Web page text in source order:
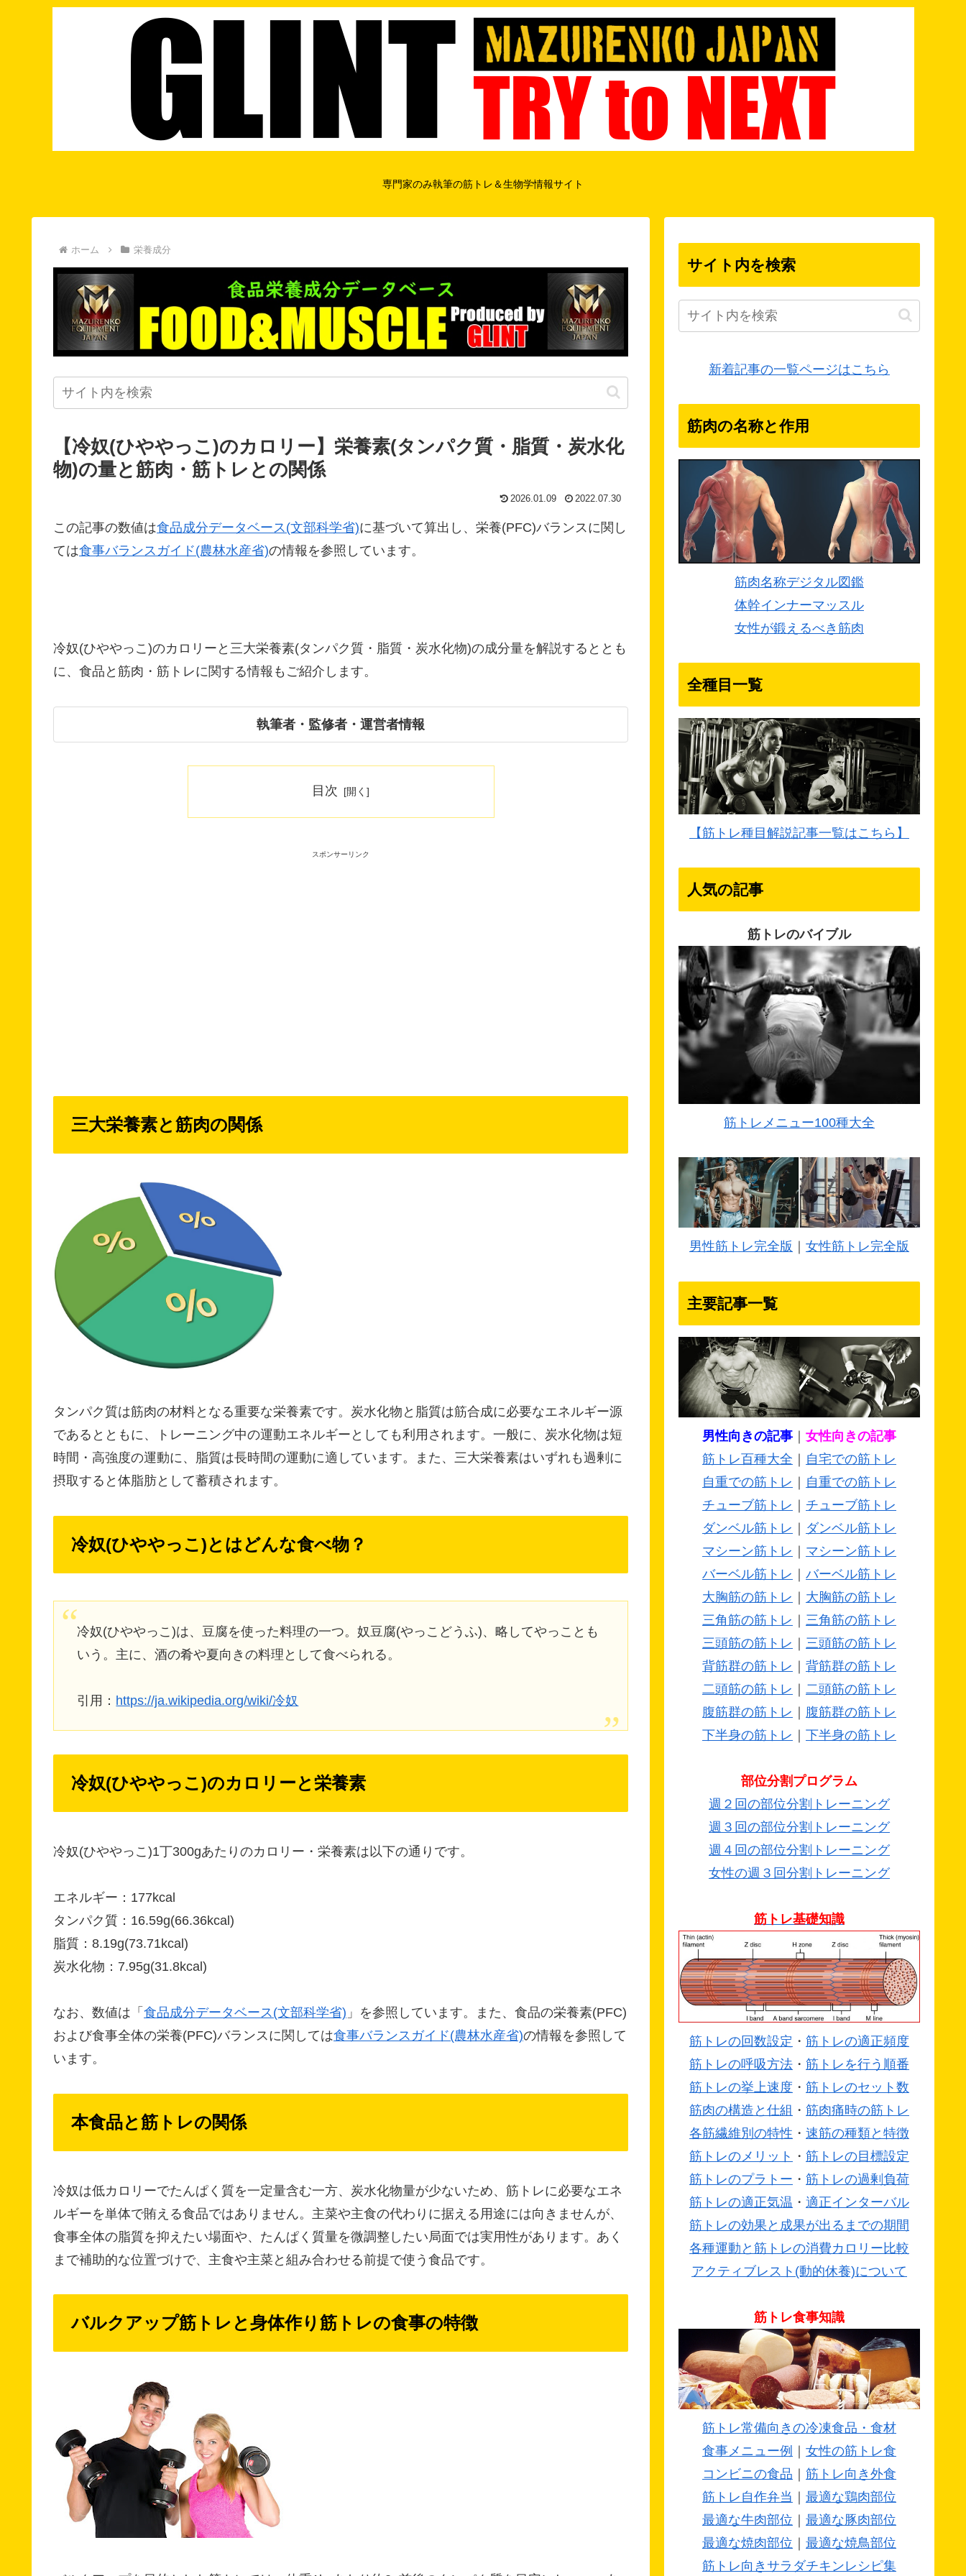
専門家のみ執筆の筋トレ＆生物学情報サイト
ホーム 栄養成分
【冷奴(ひややっこ)のカロリー】栄養素(タンパク質・脂質・炭水化
物)の量と筋肉・筋トレとの関係
2026.01.09 2022.07.30
この記事の数値は食品成分データベース(文部科学省)に基づいて算出し、栄養(PFC)バランスに関し
ては食事バランスガイド(農林水産省)の情報を参照しています。
冷奴(ひややっこ)のカロリーと三大栄養素(タンパク質・脂質・炭水化物)の成分量を解説するととも
に、食品と筋肉・筋トレに関する情報もご紹介します。
執筆者・監修者・運営者情報
目次
スポンサーリンク
三大栄養素と筋肉の関係
タンパク質は筋肉の材料となる重要な栄養素です。炭水化物と脂質は筋合成に必要なエネルギー源
であるとともに、トレーニング中の運動エネルギーとしても利用されます。一般に、炭水化物は短
時間・高強度の運動に、脂質は長時間の運動に適しています。また、三大栄養素はいずれも過剰に
摂取すると体脂肪として蓄積されます。
冷奴(ひややっこ)とはどんな食べ物？
冷奴(ひややっこ)は、豆腐を使った料理の一つ。奴豆腐(やっこどうふ)、略してやっことも
いう。主に、酒の肴や夏向きの料理として食べられる。
引用： https://ja.wikipedia.org/wiki/冷奴
冷奴(ひややっこ)のカロリーと栄養素
冷奴(ひややっこ)1丁300gあたりのカロリー・栄養素は以下の通りです。
エネルギー：177kcal
タンパク質：16.59g(66.36kcal)
脂質：8.19g(73.71kcal)
炭水化物：7.95g(31.8kcal)
なお、数値は「 食品成分データベース(文部科学省) 」を参照しています。また、食品の栄養素(PFC)
および食事全体の栄養(PFC)バランスに関しては食事バランスガイド(農林水産省)の情報を参照して
います。
本食品と筋トレの関係
冷奴は低カロリーでたんぱく質を一定量含む一方、炭水化物量が少ないため、筋トレに必要なエネ
ルギーを単体で賄える食品ではありません。主菜や主食の代わりに据える用途には向きませんが、
食事全体の脂質を抑えたい場面や、たんぱく質量を微調整したい局面では実用性があります。あく
まで補助的な位置づけで、主食や主菜と組み合わせる前提で使う食品です。
バルクアップ筋トレと身体作り筋トレの食事の特徴
サイト内を検索
新着記事の一覧ページはこちら
筋肉の名称と作用
筋肉名称デジタル図鑑
体幹インナーマッスル
女性が鍛えるべき筋肉
全種目一覧
【筋トレ種目解説記事一覧はこちら】
人気の記事
筋トレのバイブル
筋トレメニュー100種大全
男性筋トレ完全版 女性筋トレ完全版
主要記事一覧
男性向きの記事 ｜ 女性向きの記事
筋トレ百種大全 ｜ 自宅での筋トレ
自重での筋トレ ｜ 自重での筋トレ
チューブ筋トレ ｜ チューブ筋トレ
ダンベル筋トレ ｜ ダンベル筋トレ
マシーン筋トレ ｜ マシーン筋トレ
バーベル筋トレ ｜ バーベル筋トレ
大胸筋の筋トレ ｜ 大胸筋の筋トレ
三角筋の筋トレ ｜ 三角筋の筋トレ
三頭筋の筋トレ ｜ 三頭筋の筋トレ
背筋群の筋トレ ｜ 背筋群の筋トレ
二頭筋の筋トレ ｜ 二頭筋の筋トレ
腹筋群の筋トレ ｜ 腹筋群の筋トレ
下半身の筋トレ ｜ 下半身の筋トレ
部位分割プログラム
週２回の部位分割トレーニング
週３回の部位分割トレーニング
週４回の部位分割トレーニング
女性の週３回分割トレーニング
筋トレ基礎知識
筋トレの回数設定 ・ 筋トレの適正頻度
筋トレの呼吸方法 ・ 筋トレを行う順番
筋トレの挙上速度 ・ 筋トレのセット数
筋肉の構造と仕組 ・ 筋肉痛時の筋トレ
各筋繊維別の特性 ・ 速筋の種類と特徴
筋トレのメリット ・ 筋トレの目標設定
筋トレのプラトー ・ 筋トレの過剰負荷
筋トレの適正気温 ・ 適正インターバル
筋トレの効果と成果が出るまでの期間
各種運動と筋トレの消費カロリー比較
アクティブレスト(動的休養)について
筋トレ食事知識
筋トレ常備向きの冷凍食品・食材
食事メニュー例
女性の筋トレ食
コンビニの食品
筋トレ向き外食
筋トレ自作弁当
最適な鶏肉部位
最適な牛肉部位
最適な豚肉部位
最適な焼肉部位
最適な焼鳥部位
筋トレ向きサラダチキンレシピ集